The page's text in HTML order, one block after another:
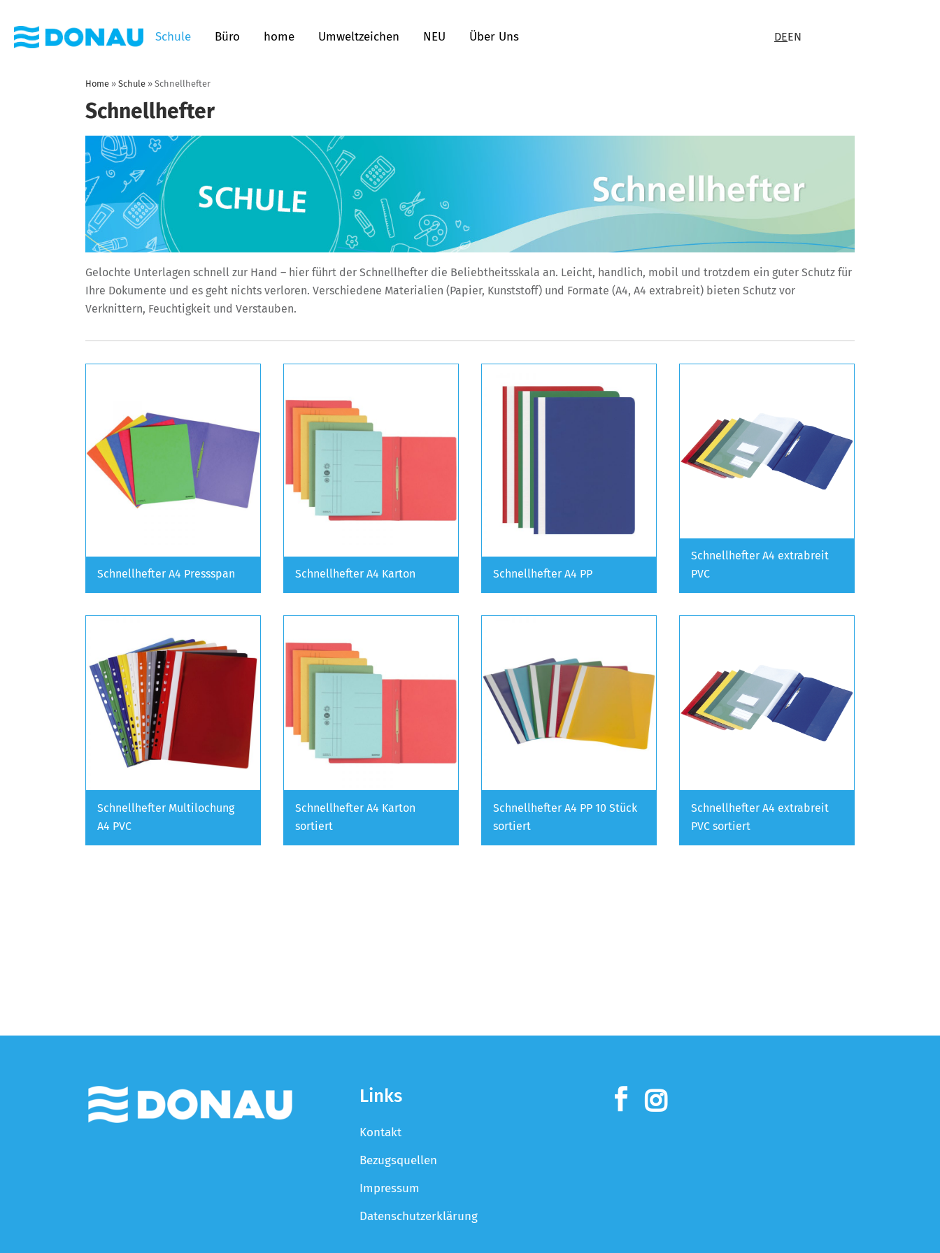
Schule Büro home Umweltzeichen NEU Über Uns DEEN
Home » Schule » Schnellhefter
Schnellhefter
Gelochte Unterlagen schnell zur Hand – hier führt der Schnellhefter die Beliebtheitsskala an. Leicht, handlich, mobil und trotzdem ein guter Schutz für
Ihre Dokumente und es geht nichts verloren. Verschiedene Materialien (Papier, Kunststoff) und Formate (A4, A4 extrabreit) bieten Schutz vor
Verknittern, Feuchtigkeit und Verstauben.
Schnellhefter A4 Pressspan Schnellhefter A4 Karton Schnellhefter A4 PP
Schnellhefter A4 extrabreit
PVC
Schnellhefter Multilochung
A4 PVC
Schnellhefter A4 Karton
sortiert
Schnellhefter A4 PP 10 Stück
sortiert
Schnellhefter A4 extrabreit
PVC sortiert
Links
Kontakt
Bezugsquellen
Impressum
Datenschutzerklärung